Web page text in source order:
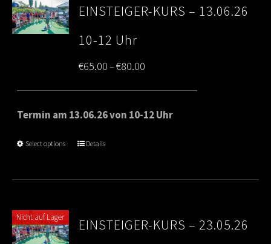
EINSTEIGER-KURS – 13.06.26
10-12 Uhr
€65.00–€80.00
range:
€65.00
Termin am 13.06.26 von 10-12 Uhr
Select options Details
Nicht auf Lager
EINSTEIGER-KURS – 23.05.26